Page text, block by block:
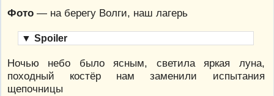
Фото — на берегу Волги, наш лагерь
▼ Spoiler
Ночью небо было ясным, светила яркая луна,
походный костёр нам заменили испытания
щепочницы